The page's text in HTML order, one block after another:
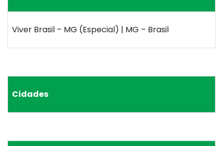
Viver Brasil – MG (Especial) | MG – Brasil
Cidades